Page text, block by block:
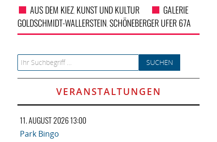
AUS DEM KIEZ, KUNST UND KULTUR
GALERIE
GOLDSCHMIDT-WALLERSTEIN,SCHÖNEBERGER UFER 67A
Search for:
VERANSTALTUNGEN
11. AUGUST 2026 13:00
Park Bingo